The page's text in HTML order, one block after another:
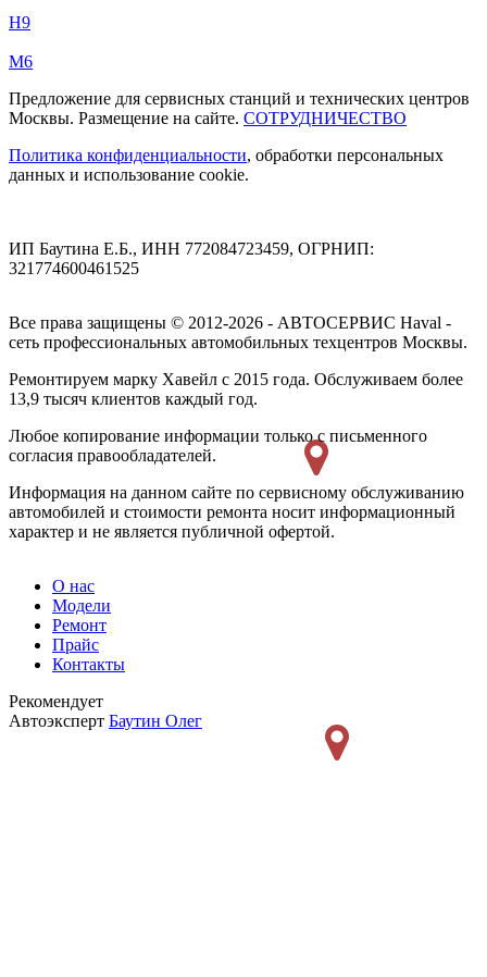
H9
M6
Предложение для сервисных станций и технических центров
Москвы. Размещение на сайте. СОТРУДНИЧЕСТВО
Политика конфиденциальности, обработки персональных
данных и использование cookie.
ИП Баутина Е.Б., ИНН 772084723459, ОГРНИП:
321774600461525
Все права защищены © 2012-2026 - АВТОСЕРВИС Haval -
сеть профессиональных автомобильных техцентров Москвы.
Ремонтируем марку Хавейл с 2015 года. Обслуживаем более
13,9 тысяч клиентов каждый год.
Любое копирование информации только с письменного
согласия правообладателей.
Информация на данном сайте по сервисному обслуживанию
автомобилей и стоимости ремонта носит информационный
характер и не является публичной офертой.
О нас
Модели
Ремонт
Прайс
Контакты
Рекомендует
Автоэксперт Баутин Олег